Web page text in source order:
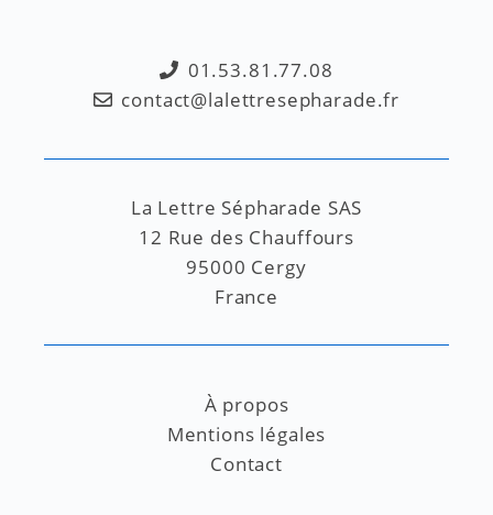
01.53.81.77.08
contact@lalettresepharade.fr
La Lettre Sépharade SAS
12 Rue des Chauffours
95000 Cergy
France
À propos
Mentions légales
Contact